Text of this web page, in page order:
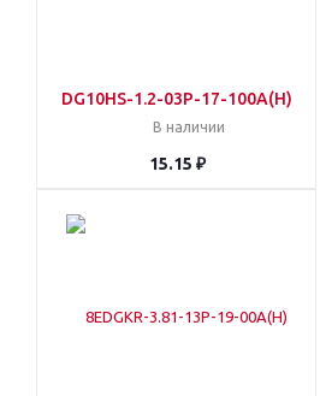
DG10HS-1.2-03P-17-100A(H)
В наличии
15.15 ₽